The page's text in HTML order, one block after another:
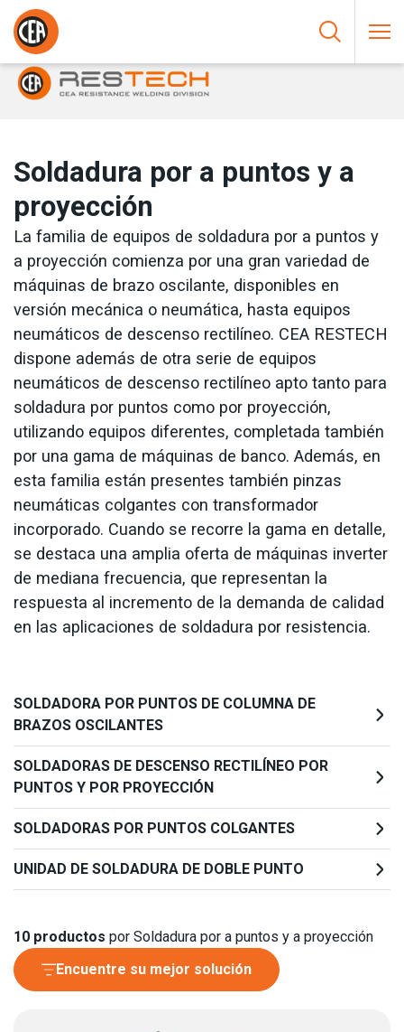
Saltar al contenido
HOME/
PUNTOS Y A PROYECCIÓN
Soldadura por a puntos y a
proyección
La familia de equipos de soldadura por a puntos y
a proyección comienza por una gran variedad de
máquinas de brazo oscilante, disponibles en
versión mecánica o neumática, hasta equipos
neumáticos de descenso rectilíneo. CEA RESTECH
dispone además de otra serie de equipos
neumáticos de descenso rectilíneo apto tanto para
soldadura por puntos como por proyección,
utilizando equipos diferentes, completada también
por una gama de máquinas de banco. Además, en
esta familia están presentes también pinzas
neumáticas colgantes con transformador
incorporado. Cuando se recorre la gama en detalle,
se destaca una amplia oferta de máquinas inverter
de mediana frecuencia, que representan la
respuesta al incremento de la demanda de calidad
en las aplicaciones de soldadura por resistencia.
SOLDADORA POR PUNTOS DE COLUMNA DE
BRAZOS OSCILANTES
SOLDADORAS DE DESCENSO RECTILÍNEO POR
PUNTOS Y POR PROYECCIÓN
SOLDADORAS POR PUNTOS COLGANTES
UNIDAD DE SOLDADURA DE DOBLE PUNTO
10 productos por Soldadura por a puntos y a proyección
Encuentre su mejor solución